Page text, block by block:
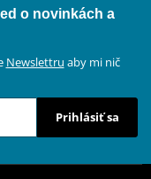
o novinkách a
Newslettru aby mi nič
Prihlásiť sa